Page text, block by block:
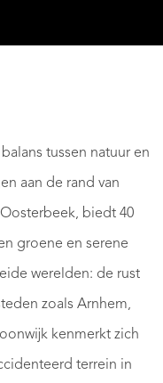
tussen natuur en
aan de rand van
biedt 40
groene en serene
werelden: de rust
zoals Arnhem,
kenmerkt zich
terrein in